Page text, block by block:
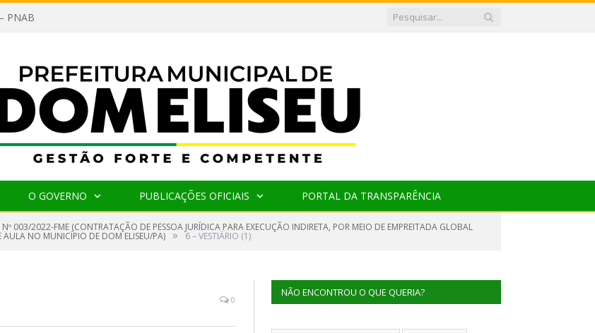
PNAB
O GOVERNO PUBLICAÇÕES OFICIAIS PORTAL DA TRANSPARÊNCIA
003/2022-FME (CONTRATAÇÃO DE PESSOA JURÍDICA PARA EXECUÇÃO INDIRETA, POR MEIO DE EMPREITADA GLOBAL
NO MUNICÍPIO DE DOM ELISEU/PA) » 6 – VESTIÁRIO (1)
0
NÃO ENCONTROU O QUE QUERIA?